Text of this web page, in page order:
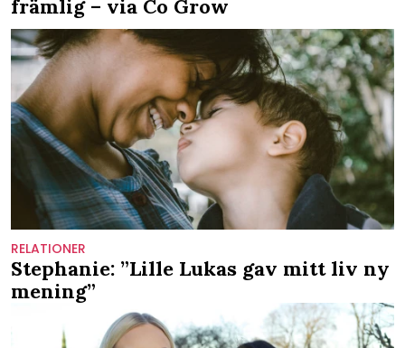
främlig – via Co Grow
RELATIONER
Stephanie: ”Lille Lukas gav mitt liv ny
mening”